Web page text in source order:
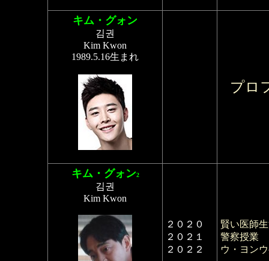
キム・グォン
김권
Kim Kwon
1989.5.16生まれ
プロ
キム・グォン2
김권
Kim Kwon
２０２０
２０２１
２０２２
賢い医師
警察授業
ウ・ヨン